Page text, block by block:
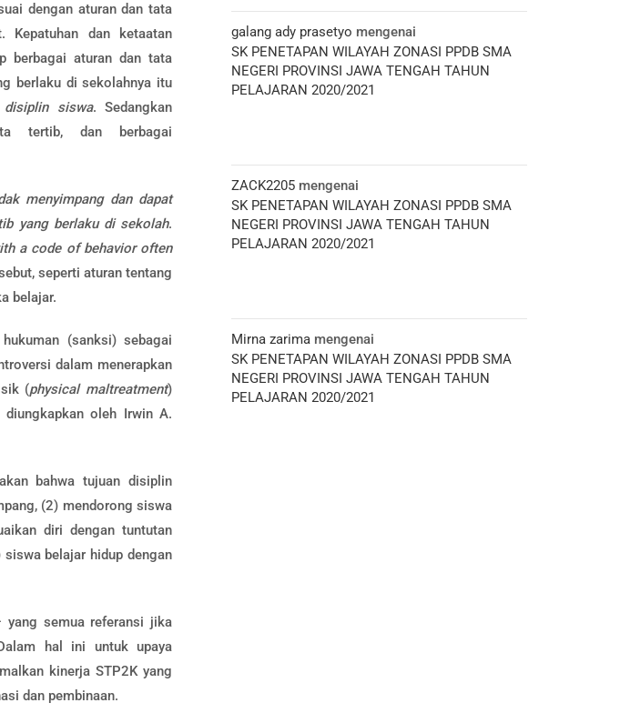
dengan aturan dan tata
Kepatuhan dan ketaatan
berbagai aturan dan tata
berlaku di sekolahnya itu
disiplin siswa. Sedangkan
tertib, dan berbagai
menyimpang dan dapat
yang berlaku di sekolah.
a code of behavior often
seperti aturan tentang
belajar.
(sanksi) sebagai
dalam menerapkan
(physical maltreatment)
oleh Irwin A.
bahwa tujuan disiplin
(2) mendorong siswa
diri dengan tuntutan
belajar hidup dengan
semua referansi jika
hal ini untuk upaya
kinerja STP2K yang
dan pembinaan.
galang ady prasetyo mengenai
SK PENETAPAN WILAYAH ZONASI PPDB SMA
NEGERI PROVINSI JAWA TENGAH TAHUN
PELAJARAN 2020/2021
ZACK2205 mengenai
SK PENETAPAN WILAYAH ZONASI PPDB SMA
NEGERI PROVINSI JAWA TENGAH TAHUN
PELAJARAN 2020/2021
Mirna zarima mengenai
SK PENETAPAN WILAYAH ZONASI PPDB SMA
NEGERI PROVINSI JAWA TENGAH TAHUN
PELAJARAN 2020/2021